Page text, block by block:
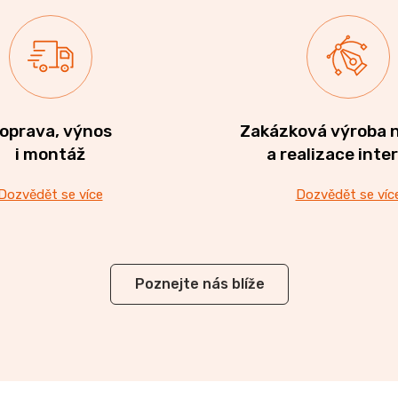
výnos
i montáž
se více
Zakázková výroba
a realizace
Dozvědět se
Poznejte nás blíže